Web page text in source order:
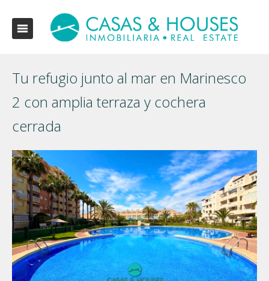
Tu refugio junto al mar en Marinesco
2 con amplia terraza y cochera
cerrada